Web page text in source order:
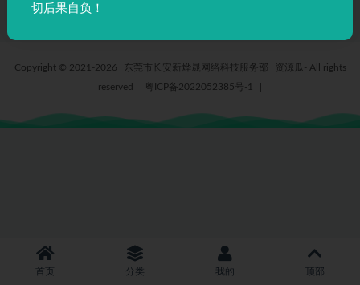
Copyright © 2021-2026 东莞市长安新烨晟网络科技服务部
资源瓜- All rights
reserved
粤ICP备2022052385号-1
首页 分类 我的 顶部
切后果自负！